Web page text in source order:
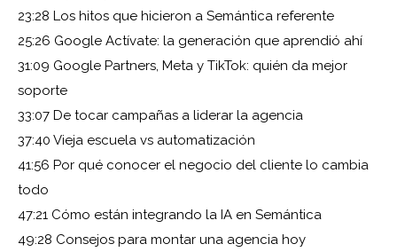
23:28 Los hitos que hicieron a Semántica referente
25:26 Google Actívate: la generación que aprendió ahí
31:09 Google Partners, Meta y TikTok: quién da mejor
soporte
33:07 De tocar campañas a liderar la agencia
37:40 Vieja escuela vs automatización
41:56 Por qué conocer el negocio del cliente lo cambia
todo
47:21 Cómo están integrando la IA en Semántica
49:28 Consejos para montar una agencia hoy